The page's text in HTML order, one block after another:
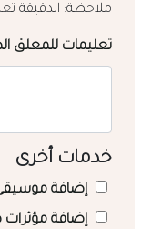
ملاحظة: الدقيقة تعادل 100 كلمة باللغة
تعليمات للمعلق
خدمات أخرى
إضافة
إضافة